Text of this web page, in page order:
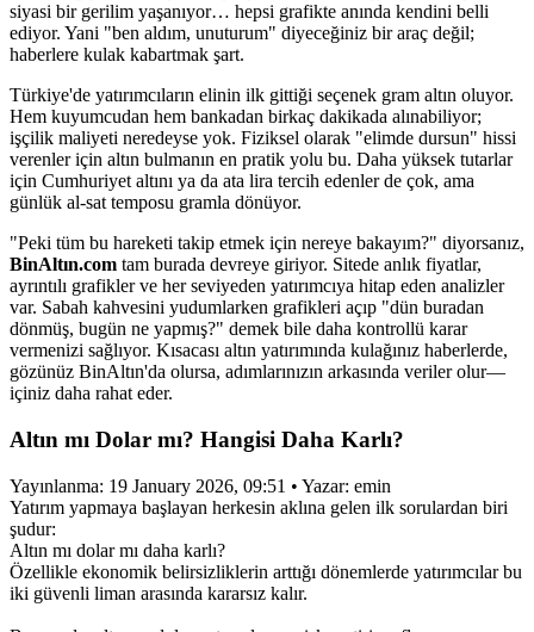
siyasi bir gerilim yaşanıyor… hepsi grafikte anında kendini belli
ediyor. Yani "ben aldım, unuturum" diyeceğiniz bir araç değil;
haberlere kulak kabartmak şart.
Türkiye'de yatırımcıların elinin ilk gittiği seçenek gram altın oluyor.
Hem kuyumcudan hem bankadan birkaç dakikada alınabiliyor;
işçilik maliyeti neredeyse yok. Fiziksel olarak "elimde dursun" hissi
verenler için altın bulmanın en pratik yolu bu. Daha yüksek tutarlar
için Cumhuriyet altını ya da ata lira tercih edenler de çok, ama
günlük al-sat temposu gramla dönüyor.
"Peki tüm bu hareketi takip etmek için nereye bakayım?" diyorsanız,
BinAltın.com tam burada devreye giriyor. Sitede anlık fiyatlar,
ayrıntılı grafikler ve her seviyeden yatırımcıya hitap eden analizler
var. Sabah kahvesini yudumlarken grafikleri açıp "dün buradan
dönmüş, bugün ne yapmış?" demek bile daha kontrollü karar
vermenizi sağlıyor. Kısacası altın yatırımında kulağınız haberlerde,
gözünüz BinAltın'da olursa, adımlarınızın arkasında veriler olur—
içiniz daha rahat eder.
Altın mı Dolar mı? Hangisi Daha Karlı?
Yayınlanma: 19 January 2026, 09:51 • Yazar: emin
Yatırım yapmaya başlayan herkesin aklına gelen ilk sorulardan biri
şudur:
Altın mı dolar mı daha karlı?
Özellikle ekonomik belirsizliklerin arttığı dönemlerde yatırımcılar bu
iki güvenli liman arasında kararsız kalır.